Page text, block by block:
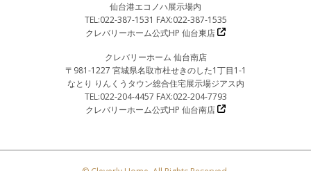
仙台港エコノハ展示場内
TEL:022-387-1531 FAX:022-387-1535
クレバリーホーム公式HP 仙台東店
クレバリーホーム 仙台南店
〒981-1227 宮城県名取市杜せきのした1丁目1-1
なとり りんくうタウン総合住宅展示場ジアス内
TEL:022-204-4457 FAX:022-204-7793
クレバリーホーム公式HP 仙台南店